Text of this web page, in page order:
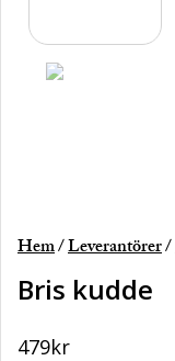
Hem/Leverantörer/
Bris kudde
479kr